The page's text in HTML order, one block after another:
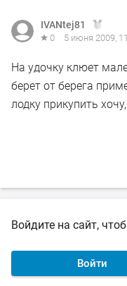
IVANtej81
0 5 июня 2009,
На удочку клюет
берет от берега
лодку прикупить
Войдите на сайт,
Войти